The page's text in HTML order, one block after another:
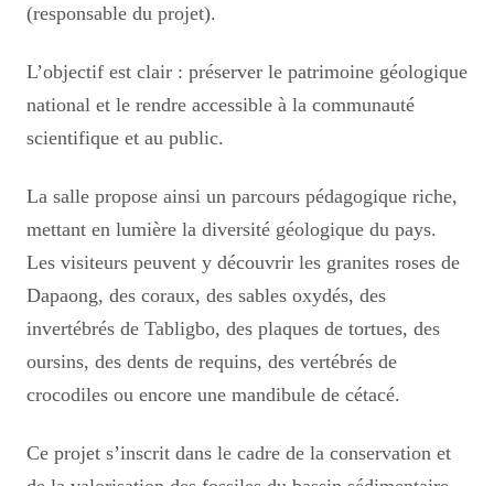
(responsable du projet).
L’objectif est clair : préserver le patrimoine géologique
national et le rendre accessible à la communauté
scientifique et au public.
La salle propose ainsi un parcours pédagogique riche,
mettant en lumière la diversité géologique du pays.
Les visiteurs peuvent y découvrir les granites roses de
Dapaong, des coraux, des sables oxydés, des
invertébrés de Tabligbo, des plaques de tortues, des
oursins, des dents de requins, des vertébrés de
crocodiles ou encore une mandibule de cétacé.
Ce projet s’inscrit dans le cadre de la conservation et